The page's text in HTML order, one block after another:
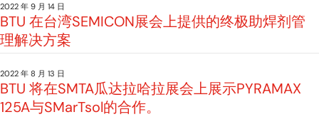
2022 年 9 月 14 日
BTU 在台湾SEMICON展会上提供的终极助焊剂管
理解决方案
2022 年 8 月 13 日
BTU 将在SMTA瓜达拉哈拉展会上展示PYRAMAX
125A与SMarTsol的合作。